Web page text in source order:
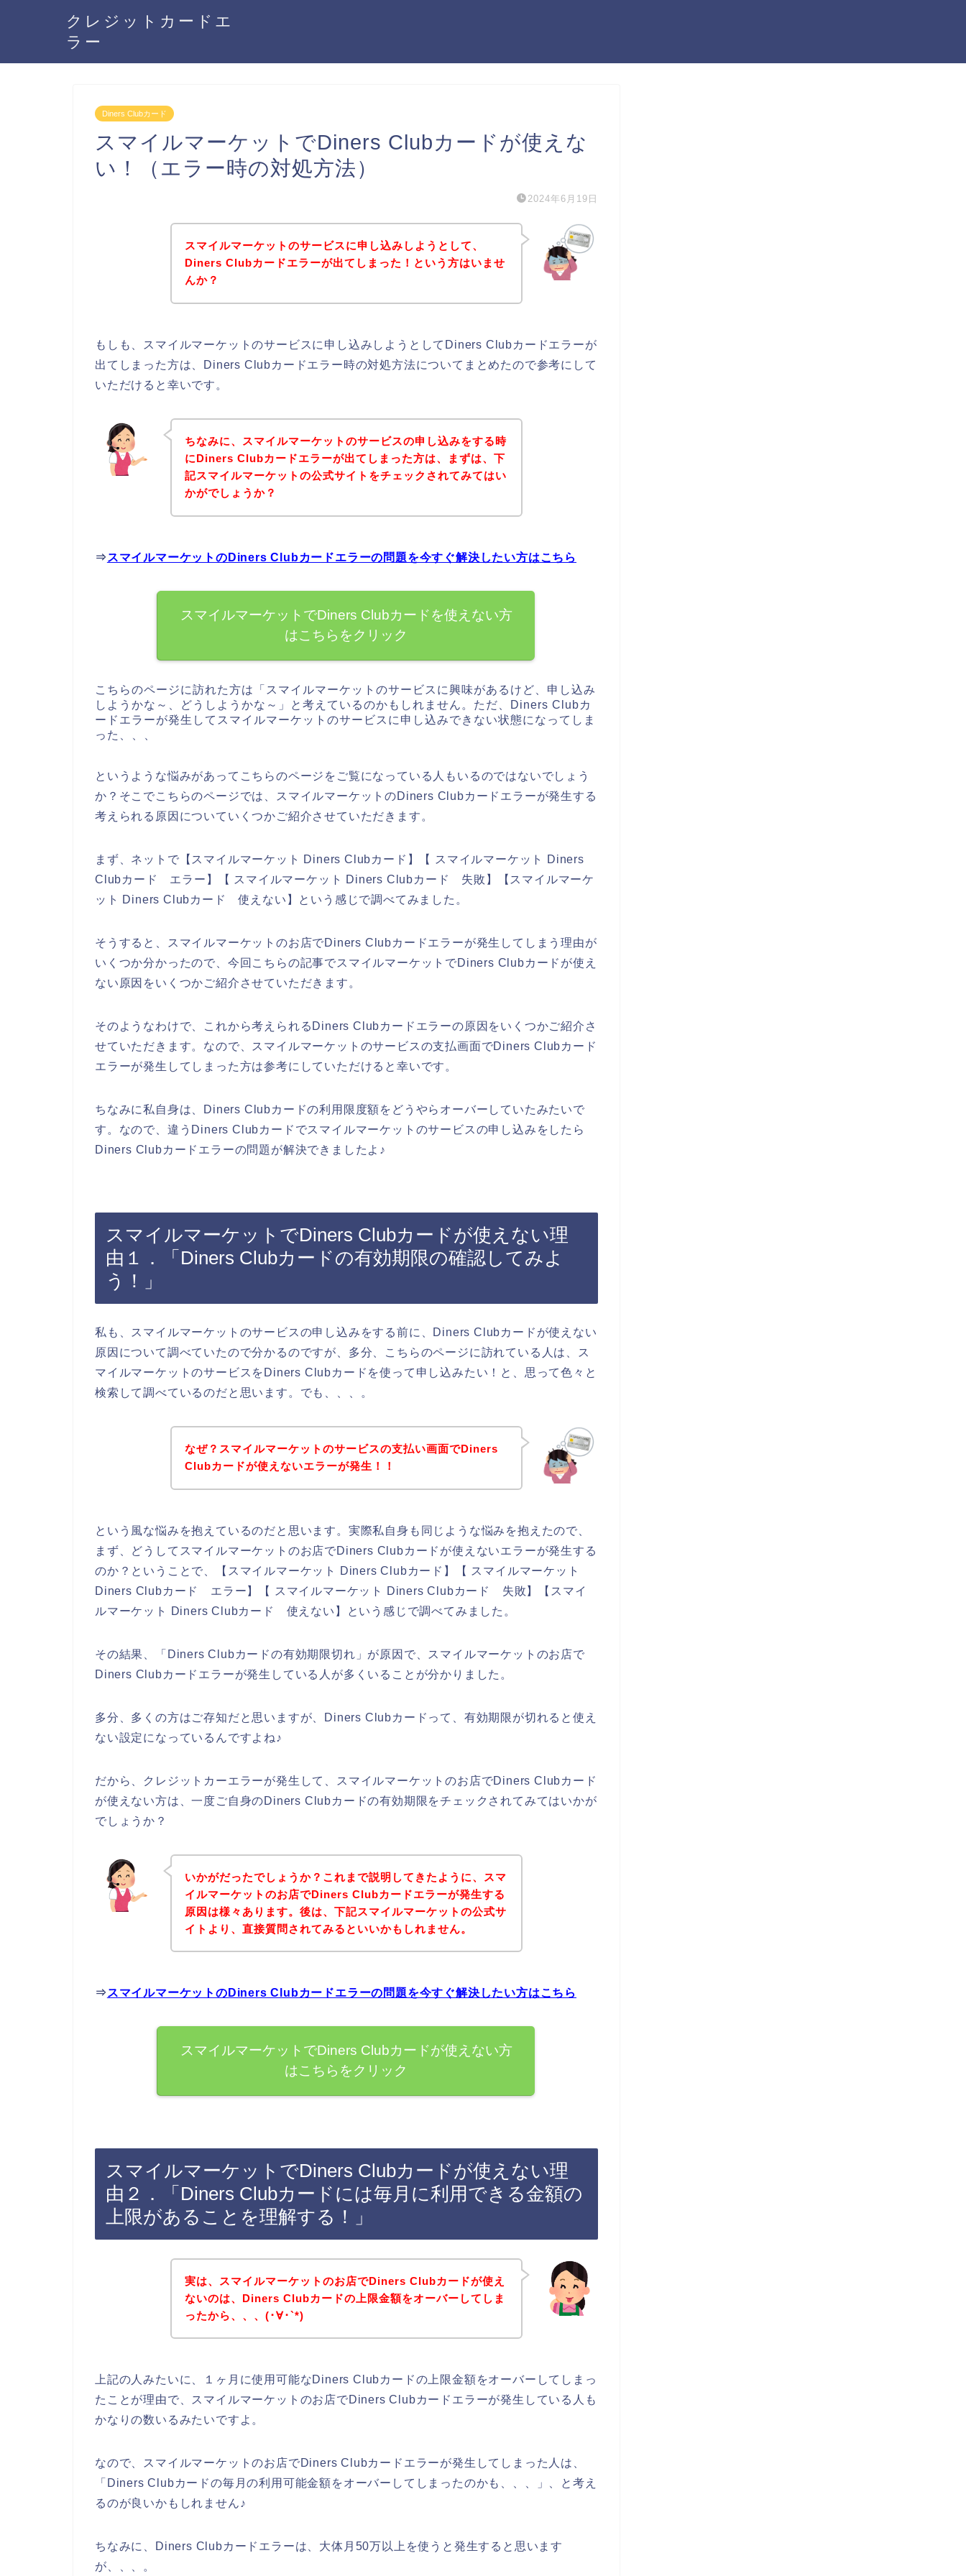
クレジットカードエ
ラー
Diners Clubカード
スマイルマーケットでDiners Clubカードが使えな
い！（エラー時の対処方法）
2024年6月19日
スマイルマーケットのサービスに申し込みしようとして、
Diners Clubカードエラーが出てしまった！という方はいませ
んか？
もしも、スマイルマーケットのサービスに申し込みしようとしてDiners Clubカードエラーが
出てしまった方は、Diners Clubカードエラー時の対処方法についてまとめたので参考にして
いただけると幸いです。
ちなみに、スマイルマーケットのサービスの申し込みをする時
にDiners Clubカードエラーが出てしまった方は、まずは、下
記スマイルマーケットの公式サイトをチェックされてみてはい
かがでしょうか？
⇒ スマイルマーケットのDiners Clubカードエラーの問題を今すぐ解決したい方はこちら
スマイルマーケットでDiners Clubカードを使えない方
はこちらをクリック
こちらのページに訪れた方は「スマイルマーケットのサービスに興味があるけど、申し込み
しようかな～、どうしようかな～」と考えているのかもしれません。ただ、Diners Clubカ
ードエラーが発生してスマイルマーケットのサービスに申し込みできない状態になってしま
った、、、
というような悩みがあってこちらのページをご覧になっている人もいるのではないでしょう
か？そこでこちらのページでは、スマイルマーケットのDiners Clubカードエラーが発生する
考えられる原因についていくつかご紹介させていただきます。
まず、ネットで【スマイルマーケット Diners Clubカード】【 スマイルマーケット Diners
Clubカード エラー】【 スマイルマーケット Diners Clubカード 失敗】【スマイルマーケ
ット Diners Clubカード 使えない】という感じで調べてみました。
そうすると、スマイルマーケットのお店でDiners Clubカードエラーが発生してしまう理由が
いくつか分かったので、今回こちらの記事でスマイルマーケットでDiners Clubカードが使え
ない原因をいくつかご紹介させていただきます。
そのようなわけで、これから考えられるDiners Clubカードエラーの原因をいくつかご紹介さ
せていただきます。なので、スマイルマーケットのサービスの支払画面でDiners Clubカード
エラーが発生してしまった方は参考にしていただけると幸いです。
ちなみに私自身は、Diners Clubカードの利用限度額をどうやらオーバーしていたみたいで
す。なので、違うDiners Clubカードでスマイルマーケットのサービスの申し込みをしたら
Diners Clubカードエラーの問題が解決できましたよ♪
スマイルマーケットでDiners Clubカードが使えない理
由１．「Diners Clubカードの有効期限の確認してみよ
う！」
私も、スマイルマーケットのサービスの申し込みをする前に、Diners Clubカードが使えない
原因について調べていたので分かるのですが、多分、こちらのページに訪れている人は、ス
マイルマーケットのサービスをDiners Clubカードを使って申し込みたい！と、思って色々と
検索して調べているのだと思います。でも、、、。
なぜ？スマイルマーケットのサービスの支払い画面でDiners
Clubカードが使えないエラーが発生！！
という風な悩みを抱えているのだと思います。実際私自身も同じような悩みを抱えたので、
まず、どうしてスマイルマーケットのお店でDiners Clubカードが使えないエラーが発生する
のか？ということで、【スマイルマーケット Diners Clubカード】【 スマイルマーケット
Diners Clubカード エラー】【 スマイルマーケット Diners Clubカード 失敗】【スマイ
ルマーケット Diners Clubカード 使えない】という感じで調べてみました。
その結果、「Diners Clubカードの有効期限切れ」が原因で、スマイルマーケットのお店で
Diners Clubカードエラーが発生している人が多くいることが分かりました。
多分、多くの方はご存知だと思いますが、Diners Clubカードって、有効期限が切れると使え
ない設定になっているんですよね♪
だから、クレジットカーエラーが発生して、スマイルマーケットのお店でDiners Clubカード
が使えない方は、一度ご自身のDiners Clubカードの有効期限をチェックされてみてはいかが
でしょうか？
いかがだったでしょうか？これまで説明してきたように、スマ
イルマーケットのお店でDiners Clubカードエラーが発生する
原因は様々あります。後は、下記スマイルマーケットの公式サ
イトより、直接質問されてみるといいかもしれません。
⇒ スマイルマーケットのDiners Clubカードエラーの問題を今すぐ解決したい方はこちら
スマイルマーケットでDiners Clubカードが使えない方
はこちらをクリック
スマイルマーケットでDiners Clubカードが使えない理
由２．「Diners Clubカードには毎月に利用できる金額の
上限があることを理解する！」
実は、スマイルマーケットのお店でDiners Clubカードが使え
ないのは、Diners Clubカードの上限金額をオーバーしてしま
ったから、、、(･∀･`*)
上記の人みたいに、１ヶ月に使用可能なDiners Clubカードの上限金額をオーバーしてしまっ
たことが理由で、スマイルマーケットのお店でDiners Clubカードエラーが発生している人も
かなりの数いるみたいですよ。
なので、スマイルマーケットのお店でDiners Clubカードエラーが発生してしまった人は、
「Diners Clubカードの毎月の利用可能金額をオーバーしてしまったのかも、、、」、と考え
るのが良いかもしれません♪
ちなみに、Diners Clubカードエラーは、大体月50万以上を使うと発生すると思います
が、、、。